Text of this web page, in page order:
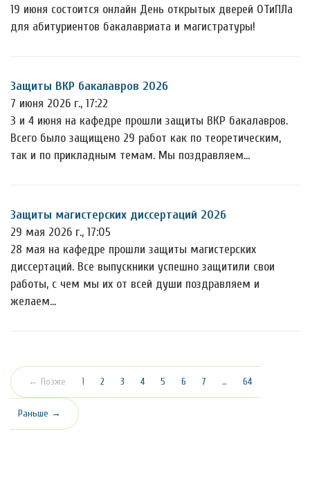
19 июня состоится онлайн День открытых дверей ОТиПЛа
для абитуриентов бакалавриата и магистратуры!
Защиты ВКР бакалавров 2026
7 июня 2026 г., 17:22
3 и 4 июня на кафедре прошли защиты ВКР бакалавров.
Всего было защищено 29 работ как по теоретическим,
так и по прикладным темам. Мы поздравляем…
Защиты магистерских диссертаций 2026
29 мая 2026 г., 17:05
28 мая на кафедре прошли защиты магистерских
диссертаций. Все выпускники успешно защитили свои
работы, с чем мы их от всей души поздравляем и
желаем…
← Позже 1 (текущая)
2 3 4 5 6 7 … 64
Раньше →